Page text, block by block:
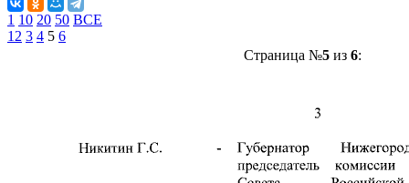
1 10 20 50 ВСЕ
1 2 3 4 5 6
Страница №5из 6: